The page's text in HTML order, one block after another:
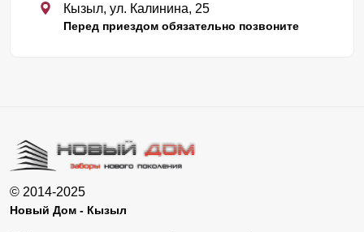
Кызыл, ул. Калинина, 25
Перед приездом обязательно позвоните
© 2014-2025
Новый Дом - Кызыл